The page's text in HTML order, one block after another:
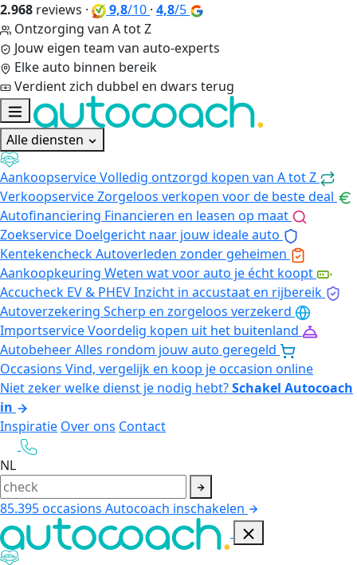
2.968 reviews · 9,8/10 · 4,8/5
Ontzorging van A tot Z
Jouw eigen team van auto-experts
Elke auto binnen bereik
Verdient zich dubbel en dwars terug
Alle diensten
AankoopserviceVolledig ontzorgd kopen van A tot Z
VerkoopserviceZorgeloos verkopen voor de beste deal
Autofinanciering Financieren en leasen op maat
Zoekservice Doelgericht naar jouw ideale auto
KentekencheckAutoverleden zonder geheimen
Aankoopkeuring Weten wat voor auto je écht koopt
Accucheck EV & PHEVInzicht in accustaat en rijbereik
Autoverzekering Scherp en zorgeloos verzekerd
ImportserviceVoordelig kopen uit het buitenland
AutobeheerAlles rondom jouw auto geregeld
Occasions Vind, vergelijk en koop je occasion online
Niet zeker welke dienst je nodig hebt?Schakel Autocoach
in
Inspiratie Over ons Contact
NL
85.395occasions Autocoach inschakelen